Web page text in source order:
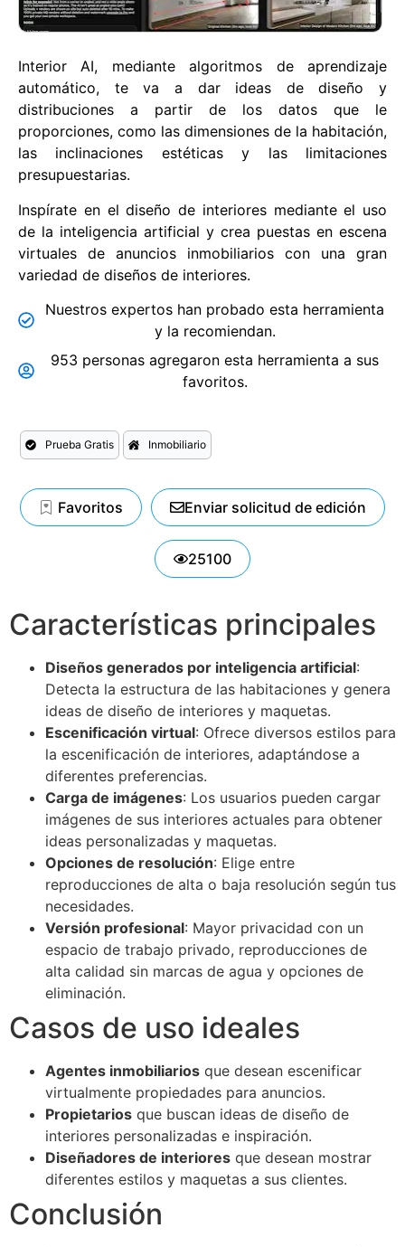
Interior AI, mediante algoritmos de aprendizaje
automático, te va a dar ideas de diseño y
distribuciones a partir de los datos que le
proporciones, como las dimensiones de la habitación,
las inclinaciones estéticas y las limitaciones
presupuestarias.
Inspírate en el diseño de interiores mediante el uso
de la inteligencia artificial y crea puestas en escena
virtuales de anuncios inmobiliarios con una gran
variedad de diseños de interiores.
Nuestros expertos han probado esta herramienta
y la recomiendan.
953 personas agregaron esta herramienta a sus
favoritos.
Prueba Gratis Inmobiliario
Favoritos Enviar solicitud de edición
25100
Características principales
Diseños generados por inteligencia artificial:
Detecta la estructura de las habitaciones y genera
ideas de diseño de interiores y maquetas.
Escenificación virtual: Ofrece diversos estilos para
la escenificación de interiores, adaptándose a
diferentes preferencias.
Carga de imágenes: Los usuarios pueden cargar
imágenes de sus interiores actuales para obtener
ideas personalizadas y maquetas.
Opciones de resolución: Elige entre
reproducciones de alta o baja resolución según tus
necesidades.
Versión profesional: Mayor privacidad con un
espacio de trabajo privado, reproducciones de
alta calidad sin marcas de agua y opciones de
eliminación.
Casos de uso ideales
Agentes inmobiliarios que desean escenificar
virtualmente propiedades para anuncios.
Propietarios que buscan ideas de diseño de
interiores personalizadas e inspiración.
Diseñadores de interiores que desean mostrar
diferentes estilos y maquetas a sus clientes.
Conclusión